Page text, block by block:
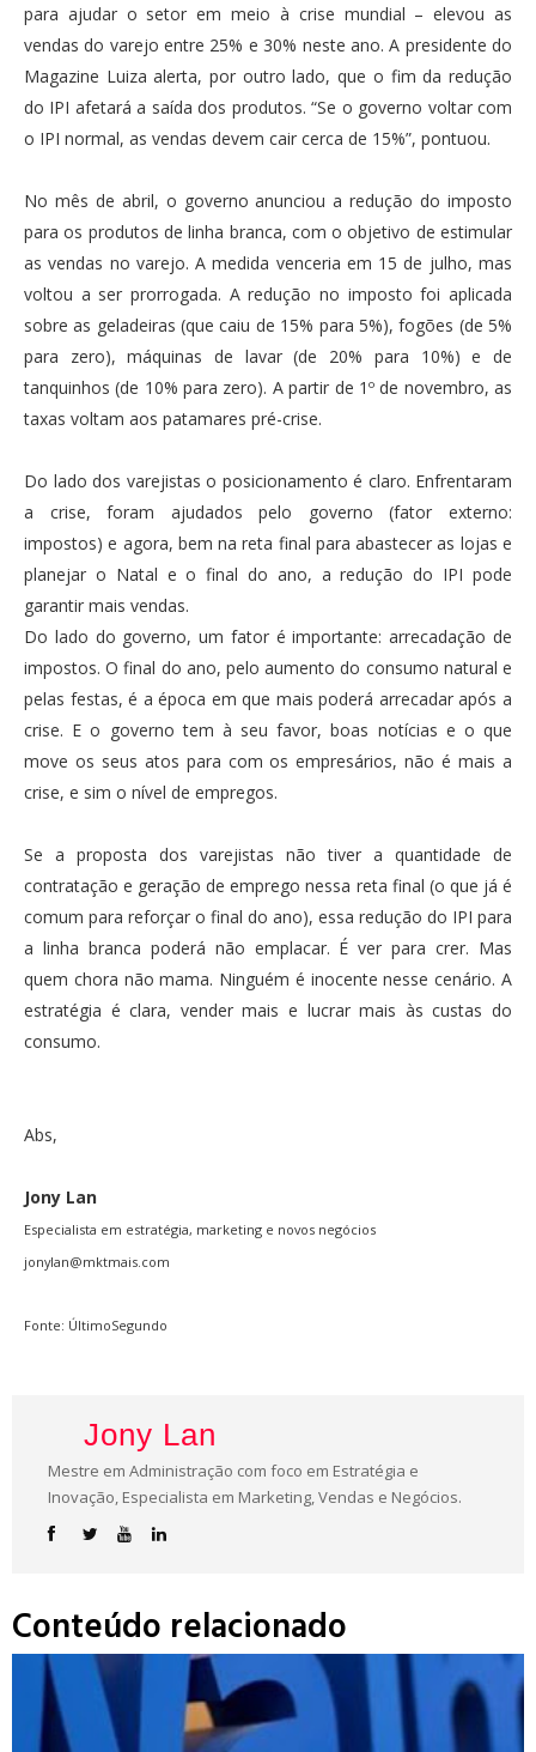
para ajudar o setor em meio à crise mundial – elevou as
vendas do varejo entre 25% e 30% neste ano. A presidente do
Magazine Luiza alerta, por outro lado, que o fim da redução
do IPI afetará a saída dos produtos. “Se o governo voltar com
o IPI normal, as vendas devem cair cerca de 15%”, pontuou.
No mês de abril, o governo anunciou a redução do imposto
para os produtos de linha branca, com o objetivo de estimular
as vendas no varejo. A medida venceria em 15 de julho, mas
voltou a ser prorrogada. A redução no imposto foi aplicada
sobre as geladeiras (que caiu de 15% para 5%), fogões (de 5%
para zero), máquinas de lavar (de 20% para 10%) e de
tanquinhos (de 10% para zero). A partir de 1º de novembro, as
taxas voltam aos patamares pré-crise.
Do lado dos varejistas o posicionamento é claro. Enfrentaram
a crise, foram ajudados pelo governo (fator externo:
impostos) e agora, bem na reta final para abastecer as lojas e
planejar o Natal e o final do ano, a redução do IPI pode
garantir mais vendas.
Do lado do governo, um fator é importante: arrecadação de
impostos. O final do ano, pelo aumento do consumo natural e
pelas festas, é a época em que mais poderá arrecadar após a
crise. E o governo tem à seu favor, boas notícias e o que
move os seus atos para com os empresários, não é mais a
crise, e sim o nível de empregos.
Se a proposta dos varejistas não tiver a quantidade de
contratação e geração de emprego nessa reta final (o que já é
comum para reforçar o final do ano), essa redução do IPI para
a linha branca poderá não emplacar. É ver para crer. Mas
quem chora não mama. Ninguém é inocente nesse cenário. A
estratégia é clara, vender mais e lucrar mais às custas do
consumo.
Abs,
Jony Lan
Especialista em estratégia, marketing e novos negócios
jonylan@mktmais.com
Fonte: ÚltimoSegundo
Jony Lan
Mestre em Administração com foco em Estratégia e
Inovação, Especialista em Marketing, Vendas e Negócios.
Conteúdo relacionado